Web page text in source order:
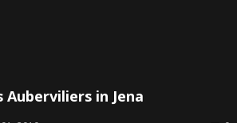
Auberviliers in Jena